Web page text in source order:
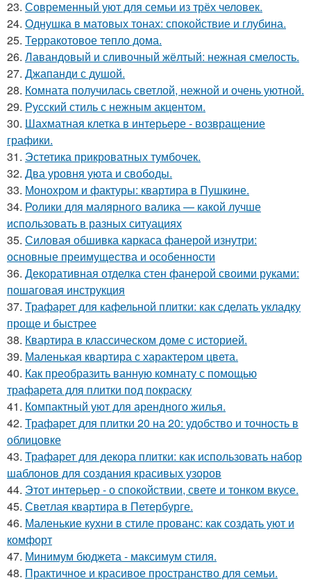
23. Современный уют для семьи из трёх человек.
24. Однушка в матовых тонах: спокойствие и глубина.
25. Терракотовое тепло дома.
26. Лавандовый и сливочный жёлтый: нежная смелость.
27. Джапанди с душой.
28. Комната получилась светлой, нежной и очень уютной.
29. Русский стиль с нежным акцентом.
30. Шахматная клетка в интерьере - возвращение
графики.
31. Эстетика прикроватных тумбочек.
32. Два уровня уюта и свободы.
33. Монохром и фактуры: квартира в Пушкине.
34. Ролики для малярного валика — какой лучше
использовать в разных ситуациях
35. Силовая обшивка каркаса фанерой изнутри:
основные преимущества и особенности
36. Декоративная отделка стен фанерой своими руками:
пошаговая инструкция
37. Трафарет для кафельной плитки: как сделать укладку
проще и быстрее
38. Квартира в классическом доме с историей.
39. Маленькая квартира с характером цвета.
40. Как преобразить ванную комнату с помощью
трафарета для плитки под покраску
41. Компактный уют для арендного жилья.
42. Трафарет для плитки 20 на 20: удобство и точность в
облицовке
43. Трафарет для декора плитки: как использовать набор
шаблонов для создания красивых узоров
44. Этот интерьер - о спокойствии, свете и тонком вкусе.
45. Светлая квартира в Петербурге.
46. Маленькие кухни в стиле прованс: как создать уют и
комфорт
47. Минимум бюджета - максимум стиля.
48. Практичное и красивое пространство для семьи.